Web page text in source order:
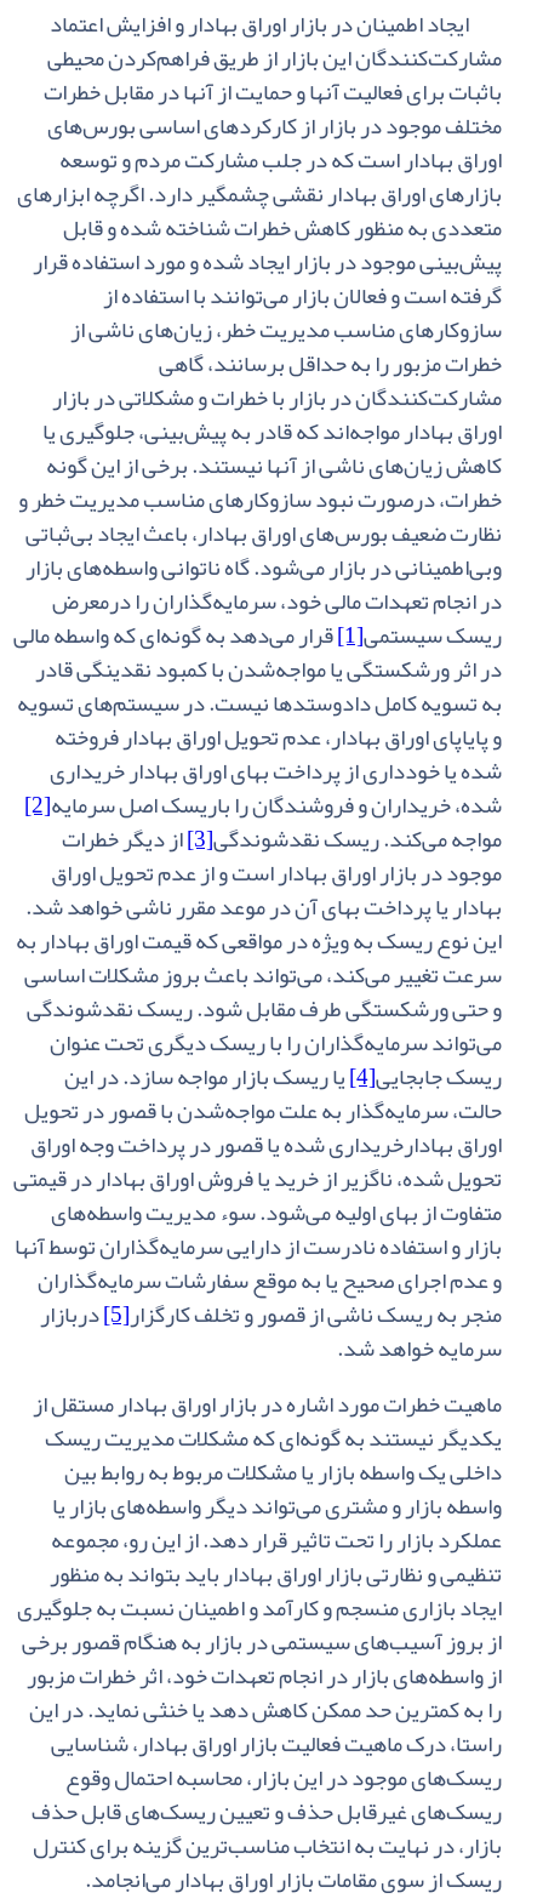
ایجاد اطمینان‌ در بازار اوراق‌ بهادار و افزایش‌ اعتماد
مشارکت‌کنندگان‌ این‌ بازار از طریق‌ فراهم‌‌کردن‌ محیطی‌
باثبات‌ برای‌ فعالیت‌ آنها و حمایت‌ از آنها در مقابل‌ خطرات‌
مختلف‌ موجود در بازار از کارکردهای‌ اساسی ‌بورس‌های‌
اوراق‌ بهادار است‌ که‌ در جلب‌ مشارکت‌ مردم‌ و توسعه‌
بازارهای‌ اوراق‌ بهادار نقشی‌ چشمگیر دارد. اگرچه‌ ابزارهای‌
متعددی‌ به‌ منظور کاهش‌ خطرات‌ شناخته‌ شده‌ و قابل‌
پیش‌بینی‌ موجود در بازار ایجاد شده‌ و مورد استفاده‌ قرار
گرفته‌ است‌ و فعالان‌ بازار می‌توانند با استفاده‌ از
سازوکارهای‌ مناسب‌ مدیریت‌ خطر، زیان‌های‌ ناشی ‌از
خطرات‌ مزبور را به‌ حداقل‌ برسانند، گاهی‌
مشارکت‌کنندگان‌ در بازار با خطرات‌ و مشکلاتی‌ در بازار
اوراق‌ بهادار مواجه‌اند که‌ قادر به‌ پیش‌بینی‌، جلوگیری‌ یا
کاهش‌ زیان‌های‌ ناشی‌ از آنها نیستند. برخی‌ از این‌ گونه‌
خطرات‌، درصورت‌ نبود سازوکارهای‌ مناسب‌ مدیریت‌ خطر و
نظارت‌ ضعیف‌ بورس‌های‌ اوراق‌ بهادار، باعث‌ ایجاد بی‌ثباتی‌
وبی‌اطمینانی‌ در بازار می‌شود. گاه‌ ناتوانی‌ واسطه‌های‌ بازار
در انجام‌ تعهدات‌ مالی‌ خود، سرمایه‌گذاران‌ را درمعرض‌
ریسک‌ سیستمی[1]قرار می‌دهد به‌ گونه‌ای‌ که‌ واسطه‌ مالی‌
در اثر ورشکستگی‌ یا مواجه‌شدن‌ با کمبود نقدینگی‌ قادر
به‌ تسویه‌ کامل‌ دادوستدها نیست‌. در سیستم‌های‌ تسویه‌
و پایاپای‌ اوراق‌ بهادار، عدم‌ تحویل‌ اوراق ‌بهادار فروخته‌
شده‌ یا خودداری‌ از پرداخت‌ بهای‌ اوراق‌ بهادار خریداری‌
شده‌، خریداران‌ و فروشندگان‌ را باریسک‌ اصل‌ سرمایه‌[2]
مواجه‌ می‌کند. ریسک‌ نقدشوندگی[3]‌ از دیگر خطرات‌
موجود در بازار اوراق‌ بهادار است‌ و از عدم‌ تحویل‌ اوراق‌
بهادار یا پرداخت‌ بهای‌ آن‌ در موعد مقرر ناشی‌ خواهد شد.
این‌ نوع‌ ریسک‌ به‌ ویژه‌ در مواقعی‌ که‌ قیمت اوراق‌ بهادار به‌
سرعت‌ تغییر می‌کند، می‌تواند باعث‌ بروز مشکلات‌ اساسی‌
و حتی‌ ورشکستگی‌ طرف‌ مقابل‌ شود. ریسک‌ نقدشوندگی‌
می‌تواند سرمایه‌گذاران‌ را با ریسک‌ دیگری‌ تحت‌ عنوان‌
ریسک‌ جابجایی[4]یا ریسک‌ بازار مواجه‌ سازد. در این‌
حالت‌، سرمایه‌گذار به‌ علت‌ مواجه‌شدن‌ با قصور در تحویل‌
اوراق‌ بهادارخریداری‌ شده‌ یا قصور در پرداخت‌ وجه‌ اوراق‌
تحویل‌ شده‌، ناگزیر از خرید یا فروش‌ اوراق‌ بهادار در قیمتی
‌متفاوت‌ از بهای‌ اولیه‌ می‌شود. سوء مدیریت‌ واسطه‌های‌
بازار و استفاده‌ نادرست‌ از دارایی‌ سرمایه‌گذاران‌ توسط آنها
و عدم‌ اجرای‌ صحیح‌ یا به‌ موقع‌ سفارشات‌ سرمایه‌گذاران‌
منجر به‌ ریسک‌ ناشی‌ از قصور و تخلف‌ کارگزار[5]دربازار
سرمایه‌ خواهد شد.
ماهیت‌ خطرات‌ مورد اشاره‌ در بازار اوراق‌ بهادار مستقل‌ از
یکدیگر نیستند به‌ گونه‌ای‌ که‌ مشکلات‌ مدیریت ‌ریسک‌
داخلی‌ یک‌ واسطه‌ بازار یا مشکلات‌ مربوط به‌ روابط بین‌
واسطه‌ بازار و مشتری‌ می‌تواند دیگر واسطه‌های ‌بازار یا
عملکرد بازار را تحت‌ تاثیر قرار دهد. از این‌ رو، مجموعه‌
تنظیمی‌ و نظارتی‌ بازار اوراق‌ بهادار باید بتواند به ‌منظور
ایجاد بازاری‌ منسجم‌ و کارآمد و اطمینان‌ نسبت‌ به‌ جلوگیری‌
از بروز آسیب‌های‌ سیستمی‌ در بازار به‌ هنگام‌قصور برخی‌
از واسطه‌های‌ بازار در انجام‌ تعهدات‌ خود، اثر خطرات‌ مزبور
را به‌ کمترین‌ حد ممکن‌ کاهش‌ دهد یا خنثی‌ نماید. در این‌
راستا، درک‌ ماهیت‌ فعالیت‌ بازار اوراق‌ بهادار، شناسایی‌
ریسک‌های‌ موجود در این‌ بازار، محاسبه‌ احتمال‌ وقوع‌
ریسک‌های‌ غیرقابل‌ حذف‌ و تعیین‌ ریسک‌های‌ قابل‌ حذف‌
بازار، در نهایت‌ به‌ انتخاب‌ مناسب‌ترین‌ گزینه‌ برای‌ کنترل‌
ریسک‌ از سوی‌ مقامات‌ بازار اوراق‌ بهادار می‌انجامد.